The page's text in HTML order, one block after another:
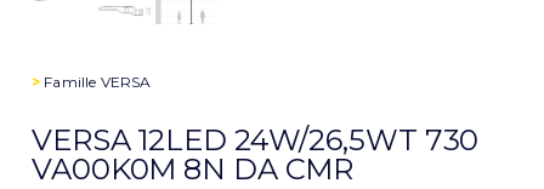
> Famille VERSA
VERSA 12LED 24W/26,5WT 730
VA00K0M 8N DA CMR